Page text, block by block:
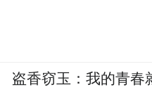
盗香窃玉：我的青春